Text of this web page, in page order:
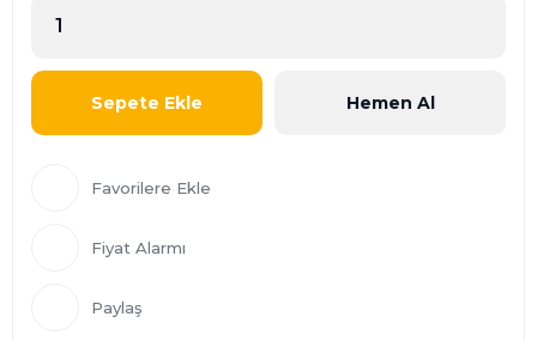
Sepete Ekle Hemen Al
Fiyat Alarmı
Paylaş